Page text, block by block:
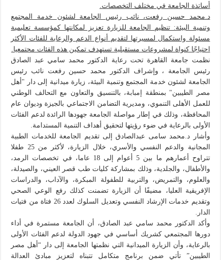
أساتذة الجامعة في مختلف التخصصات.
د.محمد حسين رفعت، نائب رئيس الجامعة لشئون خدمة المجتمع
وتنمية البيئة: تنظيم الجامعة للزيارة تعزيز لمكانتها كمؤسسة تعليمية
مسئولة واستكمال لمسيرتها لتقديم أنواع الدعم والرعاية للفئات الأكثر
احتياجًا كنواة لمشروعات مستقبلية تستهدف تمكين هذه الفئات محتمعيا.
نظمت جامعة القاهرة تحت رعاية الدكتور محمد سامي عبد الصادق
رئيس الجامعة ، وإشراف الدكتور محمد حسين رفعت نائب رئيس
الجامعة لشئون خدمة المجتمع وتنمية البيئة، زيارة ميدانية إلى دار "أهل
مصر الطيبين" بمنطقة إمبابة، بالتنسيق والتعاون مع التحالف الوطني
للعمل الأهلى التنموي، ومديرية التضامن الاجتماعي بالجيزة وديوان عام
المحافظة، وذلك في إطار مواصلة الجامعة جهودها الرائدة لدعم الفئات
الأولى بالرعاية في ضوء رؤيتها لتحقيق أهداف التنمية المستدامة.
وأشار د.محمد سامى عبدالصادق إلى تقديم الجامعة للخدمات الطبية
المجانية والدعم النفسي والأسري، خلال الزيارة، لأكثر من 25 طفلا
تتراوح أعمارهم ما بين 5 أعوام إلى 18 عاما، في تخصصات الرمد،
والأطفال، والجلدية، وذلك بمشاركة كليات طب قصر العيني، والصيدلة،
والعلوم، والتمريض، والتربية للطفولة المبكرة، والآداب، والدراسات
الإفريقية العليا، مضيفًا أن الزيارة تضمنت كذلك رفع الوعي الصحي
وتقديم خدمات الإرشاد النفسي وتعديل السلوك لعدد 26 فتاة من فتيات
الدار.
وأكد الدكتور محمد سامي عبد الصادق، أن الجامعة مستمرة في أداء
دورها المجتمعي كشريك أساسي في جهود الدولة لدعم الفئات الأولى
بالرعاية، وأن الزيارة الميدانية التي نظمتها الجامعة إلى دار “أهل مصر
الطيبين” تأتي ضمن برنامج متكامل تتبناه لتعزيز مبادئ العدالة